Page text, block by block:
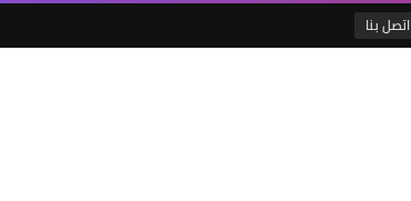
اتصل بنا